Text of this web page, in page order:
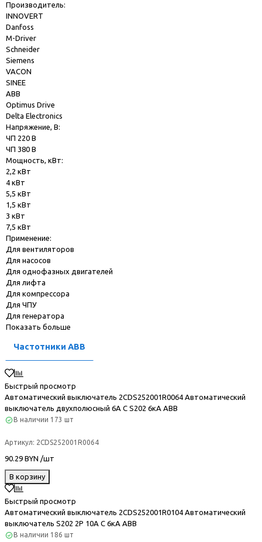
Производитель:
INNOVERT
Danfoss
M-Driver
Schneider
Siemens
VACON
SINEE
ABB
Optimus Drive
Delta Electronics
Напряжение, В:
ЧП 220 В
ЧП 380 В
Мощность, кВт:
2,2 кВт
4 кВт
5,5 кВт
1,5 кВт
3 кВт
7,5 кВт
Применение:
Для вентиляторов
Для насосов
Для однофазных двигателей
Для лифта
Для компрессора
Для ЧПУ
Для генератора
Показать больше
Частотники ABB
Быстрый просмотр
Автоматический выключатель 2CDS252001R0064 Автоматический
выключатель двухполюсный 6А С S202 6кА ABB
В наличии 173 шт
Артикул: 2CDS252001R0064
90.29 BYN /шт
В корзину
Быстрый просмотр
Автоматический выключатель 2CDS252001R0104 Автоматический
выключатель S202 2P 10А C 6кА ABB
В наличии 186 шт